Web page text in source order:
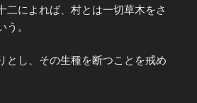
二によれば、村とは一切草木をさ
う。
とし、その生種を断つことを戒め